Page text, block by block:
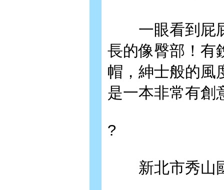
一眼看到屁屁
長的像臀部！有
帽，紳士般的風
是一本非常有創
?
新北市秀山